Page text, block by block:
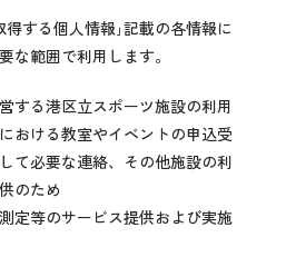
する個人情報｣記載の各情報に
な範囲で利用します。
する港区立スポーツ施設の利用
おける教室やイベントの申込受
て必要な連絡、その他施設の利
のため
定等のサービス提供および実施